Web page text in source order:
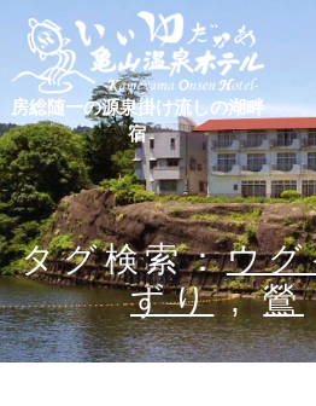
房総随一の源泉掛け流しの湖畔
宿
タグ検索：ウ
ずり,鶯